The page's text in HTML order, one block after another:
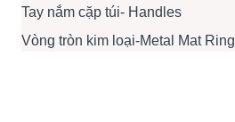
Tay nắm cặp túi- Handles
Vòng tròn kim loại-Metal Mat Ring